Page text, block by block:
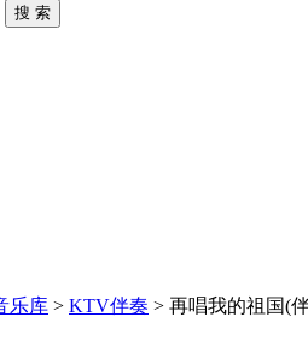
搜 索
乐库 > KTV伴奏 > 再唱我的祖国(